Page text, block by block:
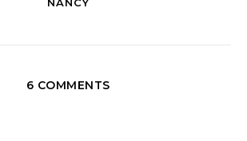
NANCY
6 COMMENTS